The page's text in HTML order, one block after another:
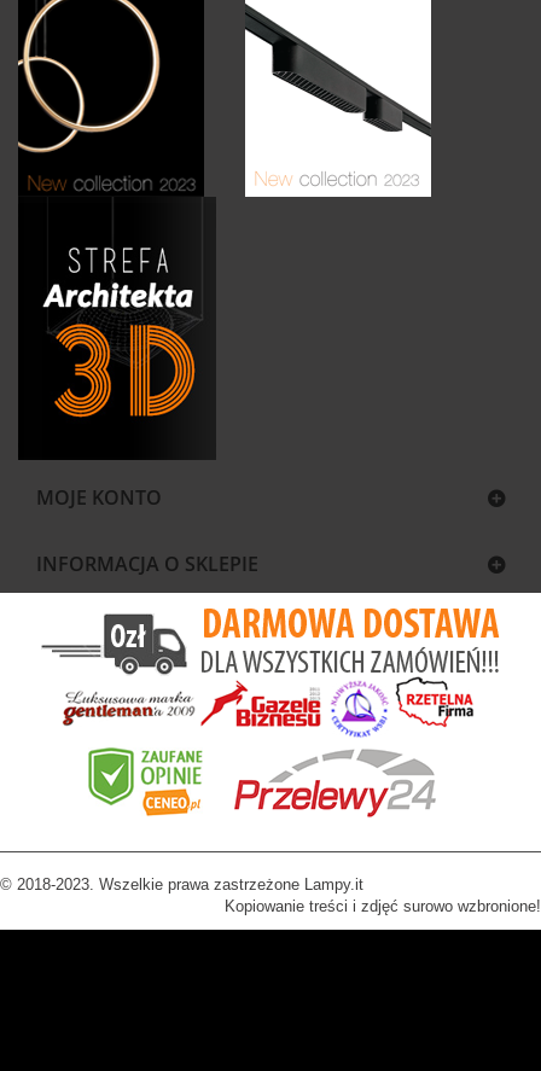
MOJE KONTO
INFORMACJA O SKLEPIE
© 2018-2023. Wszelkie prawa zastrzeżone Lampy.it
Kopiowanie treści i zdjęć surowo wzbronione!